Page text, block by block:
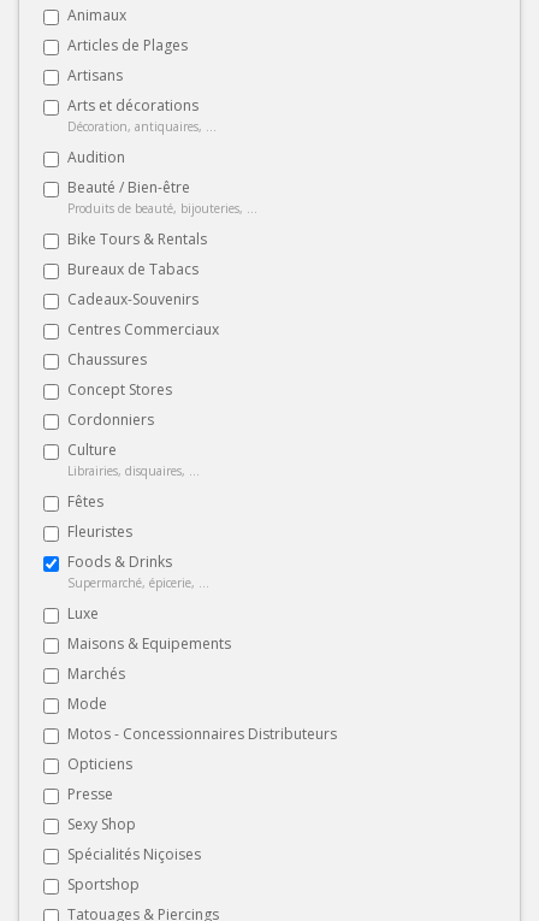
Animaux
Articles de Plages
Artisans
Arts et décorations
Décoration, antiquaires, ...
Audition
Beauté / Bien-être
Produits de beauté, bijouteries, ...
Bike Tours & Rentals
Bureaux de Tabacs
Cadeaux-Souvenirs
Centres Commerciaux
Chaussures
Concept Stores
Cordonniers
Culture
Librairies, disquaires, ...
Fêtes
Fleuristes
Foods & Drinks
Supermarché, épicerie, ...
Luxe
Maisons & Equipements
Marchés
Mode
Motos - Concessionnaires Distributeurs
Opticiens
Presse
Sexy Shop
Spécialités Niçoises
Sportshop
Tatouages & Piercings